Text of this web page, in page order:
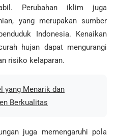
Perubahan iklim juga
yang merupakan sumber
Indonesia. Kenaikan
hujan dapat mengurangi
risiko kelaparan.
yang Menarik dan
Berkualitas
juga memengaruhi pola